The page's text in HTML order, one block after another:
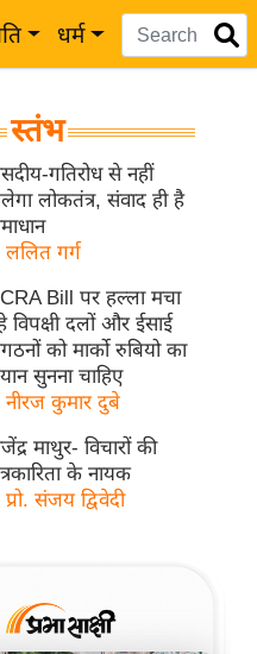
धर्म
स्तंभ
गतिरोध से नहीं
लोकतंत्र, संवाद ही है
ललित गर्ग
Bill पर हल्ला मचा
विपक्षी दलों और ईसाई
को मार्को रुबियो का
सुनना चाहिए
नीरज कुमार दुबे
माथुर- विचारों की
के नायक
संजय द्विवेदी